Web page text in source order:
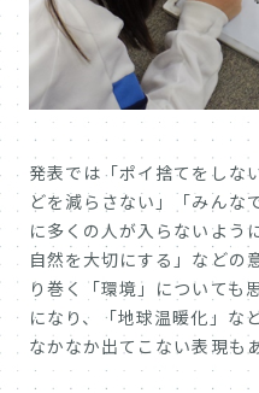
発表では「ポイ捨てをしな
どを減らさない」「みんな
に多くの人が入らないよう
自然を大切にする」などの
り巻く「環境」についても
になり、「地球温暖化」な
なかなか出てこない表現も